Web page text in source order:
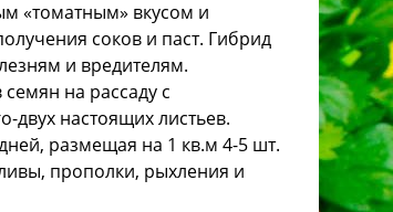
«томатным» вкусом и
соков и паст. Гибрид
и вредителям.
на рассаду с
двух настоящих листьев.
размещая на 1 кв.м 4-5 шт.
прополки, рыхления и